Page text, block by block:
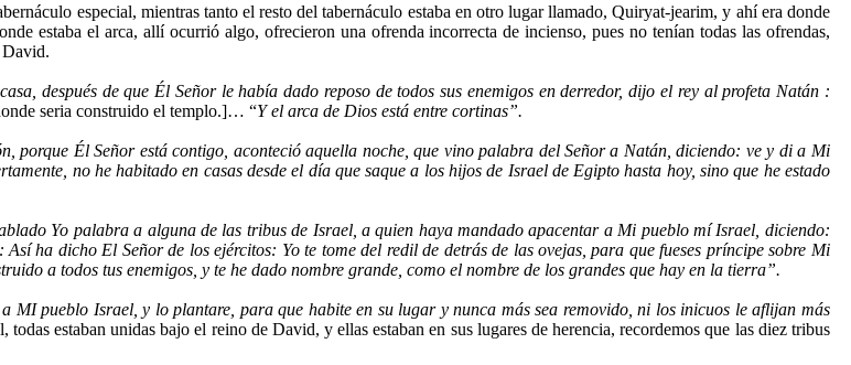
especial, mientras tanto el resto del tabernáculo estaba en otro lugar llamado, Quiryat-jearim, y ahí era donde
estaba el arca, allí ocurrió algo, ofrecieron una ofrenda incorrecta de incienso, pues no tenían todas las ofrendas,
David.
después de que Él Señor le había dado reposo de todos sus enemigos en derredor, dijo el rey al profeta Natán :
seria construido el templo.]… “Y el arca de Dios está entre cortinas”.
porque Él Señor está contigo, aconteció aquella noche, que vino palabra del Señor a Natán, diciendo: ve y di a Mi
no he habitado en casas desde el día que saque a los hijos de Israel de Egipto hasta hoy, sino que he estado
Yo palabra a alguna de las tribus de Israel, a quien haya mandado apacentar a Mi pueblo mí Israel, diciendo:
ha dicho El Señor de los ejércitos: Yo te tome del redil de detrás de las ovejas, para que fueses príncipe sobre Mi
a todos tus enemigos, y te he dado nombre grande, como el nombre de los grandes que hay en la tierra”.
MI pueblo Israel, y lo plantare, para que habite en su lugar y nunca más sea removido, ni los inicuos le aflijan más
estaban unidas bajo el reino de David, y ellas estaban en sus lugares de herencia, recordemos que las diez tribus